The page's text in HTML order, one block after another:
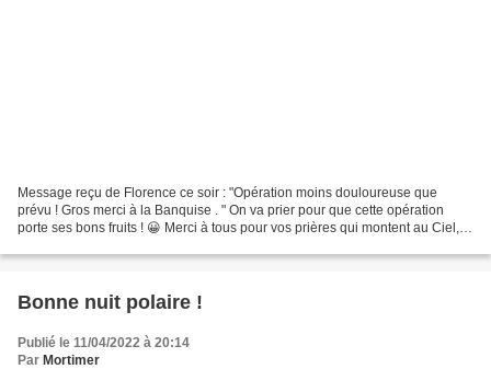
Message reçu de Florence ce soir : "Opération moins douloureuse que
prévu ! Gros merci à la Banquise . " On va prier pour que cette opération
porte ses bons fruits ! 😀 Merci à tous pour vos prières qui montent au Ciel, et
Bonne nuit polaire !
Publié le 11/04/2022 à 20:14
Par Mortimer